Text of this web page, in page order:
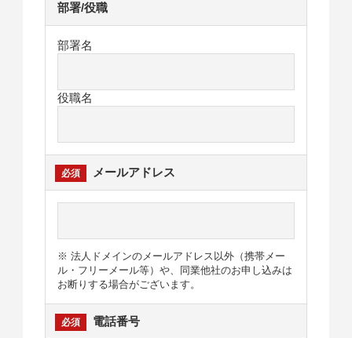
部署/役職
部署名
役職名
メールアドレス
※ 法人ドメインのメールアドレス以外（携帯メー
ル・フリーメール等）や、同業他社のお申し込みは
お断りする場合がございます。
電話番号